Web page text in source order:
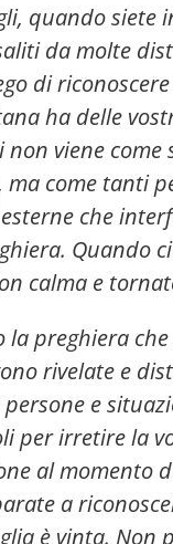
quando siete
da molte
di
ha delle
non viene come
ma come tanti
che
Quando
calma e
la preghiera
rivelate e
e
per irretire la
al momento
a
è vinta. Non